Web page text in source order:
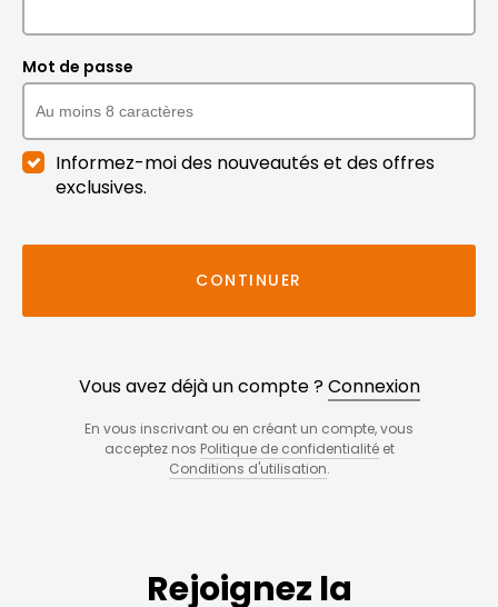
Mot de passe
Informez-moi des nouveautés et des offres
exclusives.
CONTINUER
Vous avez déjà un compte ?Connexion
En vous inscrivant ou en créant un compte, vous
acceptez nos Politique de confidentialitéet
Conditions d'utilisation.
Rejoignez la